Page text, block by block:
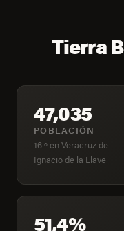
Tierra
47,035
POBLACIÓN
16.º en Veracruz de
Ignacio de la Llave
51,4%